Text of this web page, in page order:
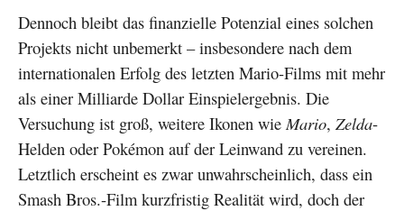
Dennoch bleibt das finanzielle Potenzial eines solchen
Projekts nicht unbemerkt – insbesondere nach dem
internationalen Erfolg des letzten Mario-Films mit mehr
als einer Milliarde Dollar Einspielergebnis. Die
Versuchung ist groß, weitere Ikonen wie Mario, Zelda-
Helden oder Pokémon auf der Leinwand zu vereinen.
Letztlich erscheint es zwar unwahrscheinlich, dass ein
Smash Bros.-Film kurzfristig Realität wird, doch der